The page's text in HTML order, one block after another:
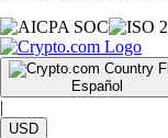
Español
|
USD